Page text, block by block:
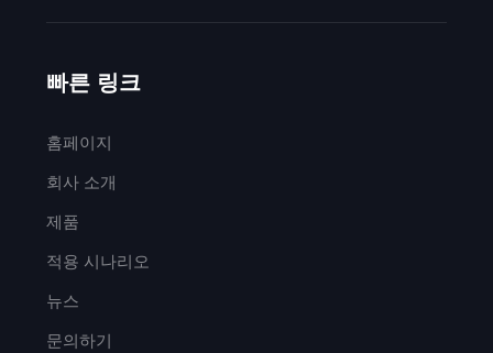
빠른 링크
홈페이지
회사 소개
제품
적용 시나리오
뉴스
문의하기